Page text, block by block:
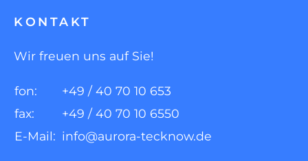
KONTAKT
Wir freuen uns auf Sie!
fon:
+49 / 40 70 10 653
fax:
+49 / 40 70 10 6550
E-Mail: info@aurora-tecknow.de